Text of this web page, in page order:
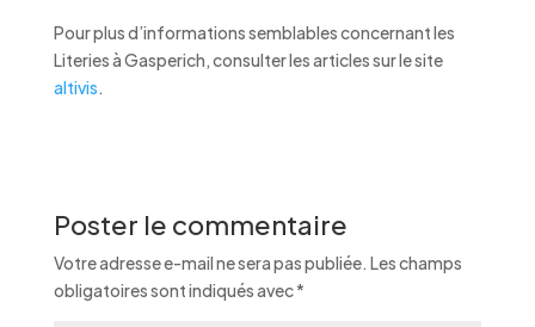
Pour plus d’informations semblables concernant les
Literies à Gasperich, consulter les articles sur le site
altivis.
Poster le commentaire
Votre adresse e-mail ne sera pas publiée. Les champs
obligatoires sont indiqués avec*